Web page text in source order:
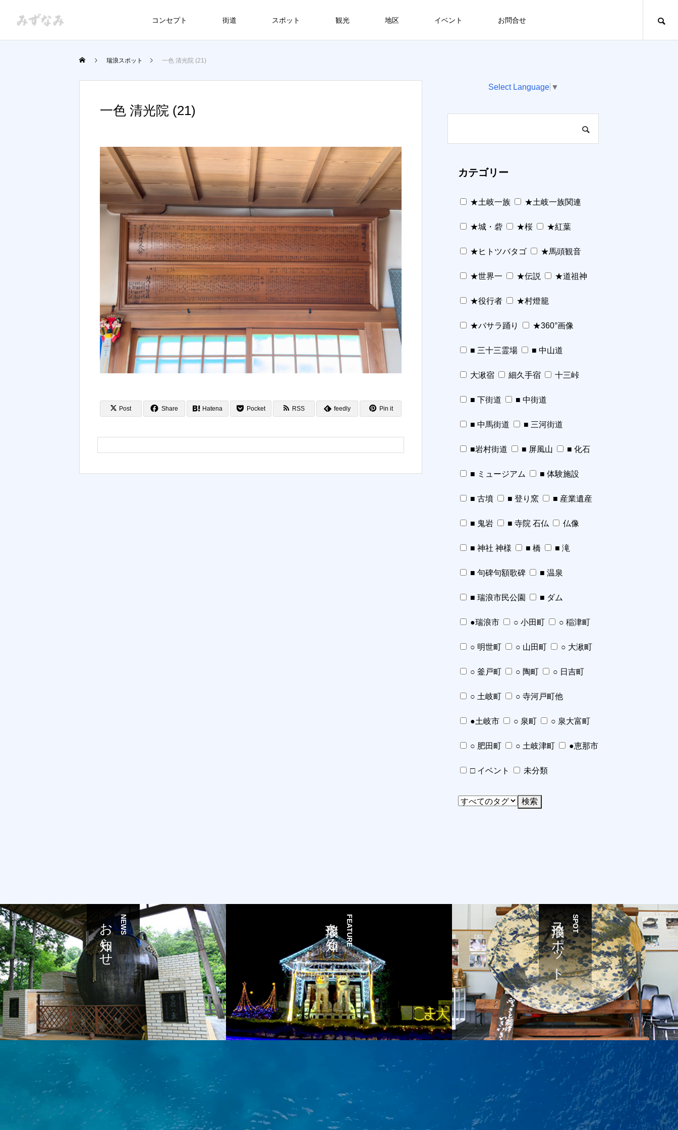
コンセプト 街道 スポット 観光 地区 イベント お問合せ
瑞浪スポット 一色 清光院 (21)
一色 清光院 (21)
Post Share Hatena Pocket RSS feedly Pin it
Select Language ▼
カテゴリー
★土岐一族 ★土岐一族関連
★城・砦 ★桜 ★紅葉
★ヒトツバタゴ ★馬頭観音
★世界一 ★伝説 ★道祖神
★役行者 ★村燈籠
★バサラ踊り ★360°画像
■ 三十三霊場 ■ 中山道
大湫宿 細久手宿 十三峠
■ 下街道 ■ 中街道
■ 中馬街道 ■ 三河街道
■岩村街道 ■ 屏風山 ■ 化石
■ ミュージアム ■ 体験施設
■ 古墳 ■ 登り窯 ■ 産業遺産
■ 鬼岩 ■ 寺院 石仏 仏像
■ 神社 神様 ■ 橋 ■ 滝
■ 句碑句額歌碑 ■ 温泉
■ 瑞浪市民公園 ■ ダム
●瑞浪市 ○ 小田町 ○ 稲津町
○ 明世町 ○ 山田町 ○ 大湫町
○ 釜戸町 ○ 陶町 ○ 日吉町
○ 土岐町 ○ 寺河戸町他
●土岐市 ○ 泉町 ○ 泉大富町
○ 肥田町 ○ 土岐津町 ●恵那市
□ イベント 未分類
NEWS
お知らせ FEATURE
瑞浪を知る SPOT
瑞浪スポット